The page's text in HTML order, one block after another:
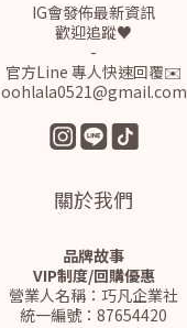
IG會發佈最新資訊
歡迎追蹤♥
-
官方Line 專人快速回覆✉️
oohlala0521@gmail.com
關於我們
品牌故事
VIP制度/回購優惠
營業人名稱：巧凡企業社
統一編號：87654420